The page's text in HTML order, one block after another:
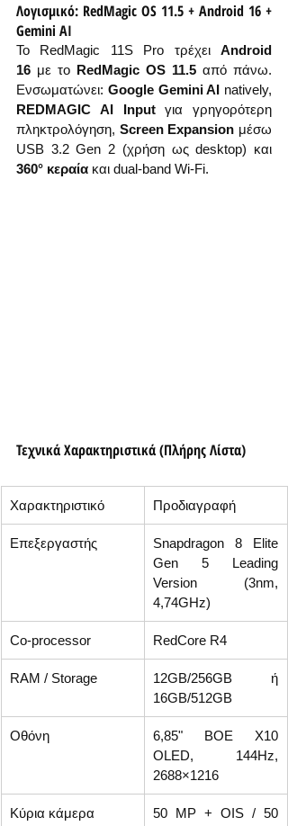
Λογισμικό: RedMagic OS 11.5 + Android 16 +
Gemini AI
Το RedMagic 11S Pro τρέχει Android
16 με το RedMagic OS 11.5 από πάνω.
Ενσωματώνει: Google Gemini AI
REDMAGIC AI Input για γρηγορότερη
πληκτρολόγηση, Screen Expansion μέσω
360° κεραία και dual-band Wi-Fi.
Τεχνικά Χαρακτηριστικά (Πλήρης Λίστα)
Χαρακτηριστικό Προδιαγραφή
Επεξεργαστής
Snapdragon 8 Elite
Gen 5 Leading
Version (3nm,
4,74GHz)
Co-processor RedCore R4
RAM / Storage
12GB/256GB ή
16GB/512GB
Οθόνη
6,85" BOE X10
OLED, 144Hz,
2688×1216
Κύρια κάμερα
50 MP + OIS / 50